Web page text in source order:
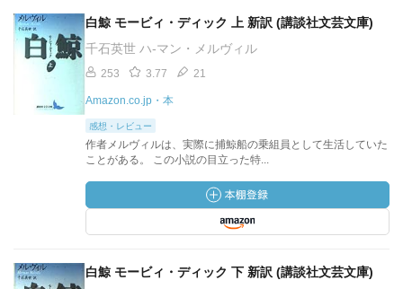
白鯨 モービィ・ディック 上 新訳 (講談社文芸文庫)
千石英世 ハ-マン・メルヴィル
253 3.77 21
Amazon.co.jp・本
感想・レビュー
作者メルヴィルは、実際に捕鯨船の乗組員として生活していた
ことがある。 この小説の目立った特...
白鯨 モービィ・ディック 下 新訳 (講談社文芸文庫)